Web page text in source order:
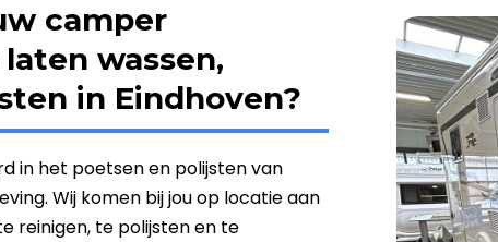
camper
wassen,
in Eindhoven?
in het poetsen en polijsten van
Wij komen bij jou op locatie aan
reinigen, te polijsten en te